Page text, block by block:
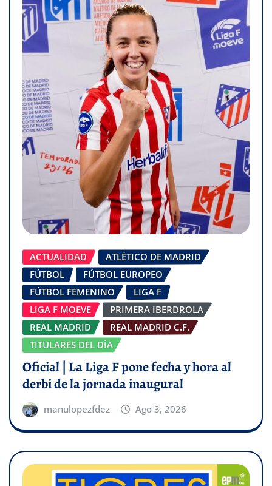
ACTUALIDAD
ATLÉTICO DE MADRID
FÚTBOL
FÚTBOL EUROPEO
FÚTBOL FEMENINO
LIGA F
LIGA F MOEVE
PRIMERA IBERDROLA
REAL MADRID
REAL MADRID C.F.
TITULARES DEL DÍA
Oficial | La Liga F pone fecha y hora al
derbi de la jornada inaugural
manulopezfdez Ago 3, 2026